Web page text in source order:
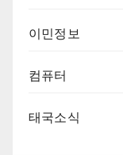
이민정보
컴퓨터
태국소식